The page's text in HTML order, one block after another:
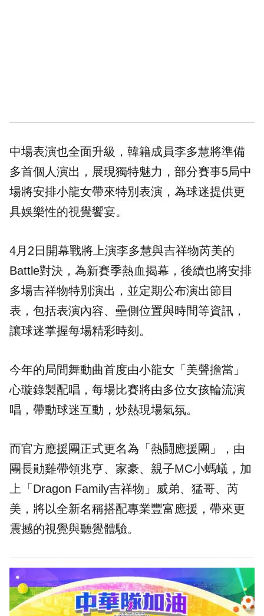
中場表演也全面升級，韓籍成員李多慧將準備
多首個人演出，展現獨特魅力，部分賽事5局中
場將安排小龍女帶來特別表演，為球迷提供更
具娛樂性的視覺饗宴。
4月2日開幕戰將上演李多慧與吉祥物芮美的
Battle對決，為新賽季熱血揭幕，後續也將安排
多場吉祥物特別演出，並定期公布演出節目
表，包括表演內容、壘側位置與時間等資訊，
讓球迷掌握每場精彩時刻。
今年的局間舞動曲首度由小龍女「美聲擔當」
心璇錄製配唱，每場比賽將由多位女孩輪流演
唱，帶動球迷互動，炒熱現場氣氛。
而官方應援團正式更名為「熱鬪應援團」，由
團長勛雞帶領兆亨、家豪、親子MC小螞蟻，加
上「Dragon Family吉祥物」威弟、猛哥、芮
美，將以全新名稱搭配專業豐富應援，帶來更
震撼的視覺與聽覺體驗。